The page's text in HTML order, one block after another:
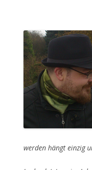
werden hängt einzig